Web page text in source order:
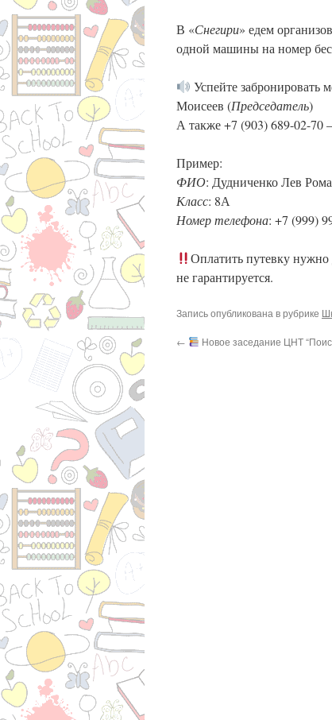
В «Снегири» едем
одной машины на номер
Успейте забронировать
Моисеев (Председатель)
А также +7 (903) 689-02-70
Пример:
ФИО: Дудниченко Лев
Класс: 8А
Номер телефона: +7 (999)
Оплатить путевку нужно
не гарантируется.
Запись опубликована в рубрике
← Новое заседание ЦНТ